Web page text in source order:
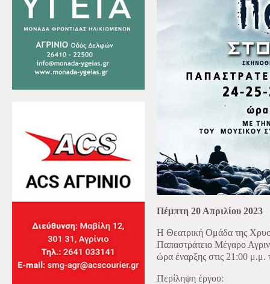
Πέμπτη 20 Απριλίου 2023
Η Θεατρική Ομάδα της
Παπαστράτειο Μέγαρο
ώρα έναρξης στις 21:00 μ.μ.
Περίληψη έργου: